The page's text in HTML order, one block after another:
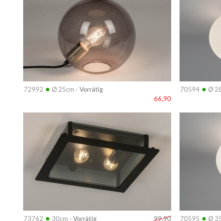
72992 • Ø 25cm · Vorrätig
66,90
70594 • Ø
73762 • 30cm · Vorrätig 99,90
Info
70595 • Ø
Info